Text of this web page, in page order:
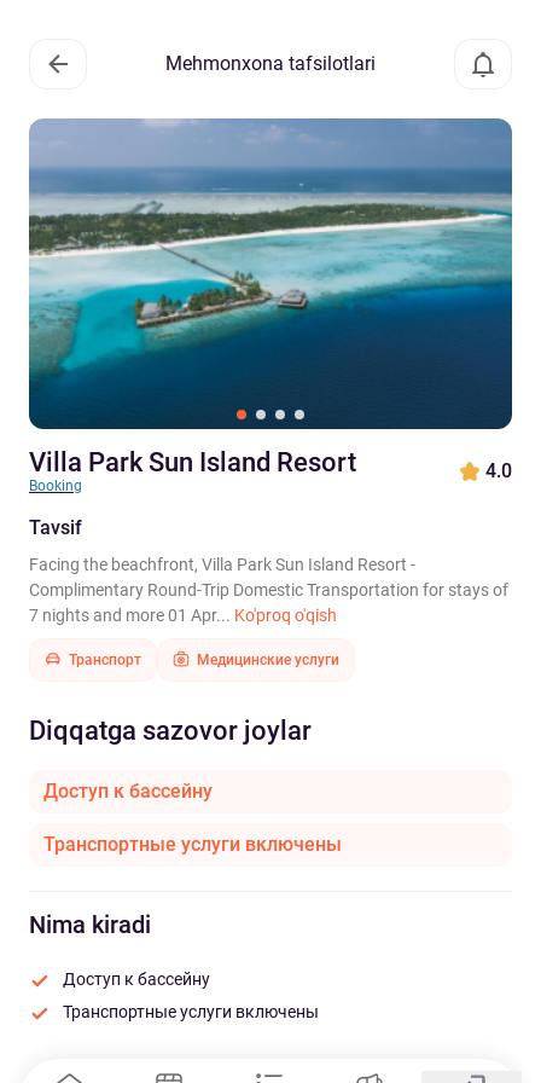
Mehmonxona tafsilotlari
Villa Park Sun Island Resort
Booking
4.0
Tavsif
Facing the beachfront, Villa Park Sun Island Resort -
Complimentary Round-Trip Domestic Transportation for stays of
7 nights and more 01 Apr... Ko'proq o'qish
Транспорт Медицинские услуги
Diqqatga sazovor joylar
Доступ к бассейну
Транспортные услуги включены
Nima kiradi
Доступ к бассейну
Транспортные услуги включены